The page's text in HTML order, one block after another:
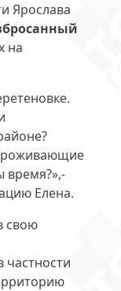
Ярослава
на
время?»,-
Елена.
свою
частности